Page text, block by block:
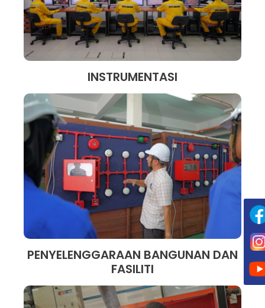
INSTRUMENTASI
PENYELENGGARAAN BANGUNAN DAN
FASILITI